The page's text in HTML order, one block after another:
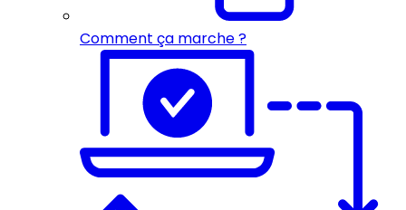
Comment ça marche ?